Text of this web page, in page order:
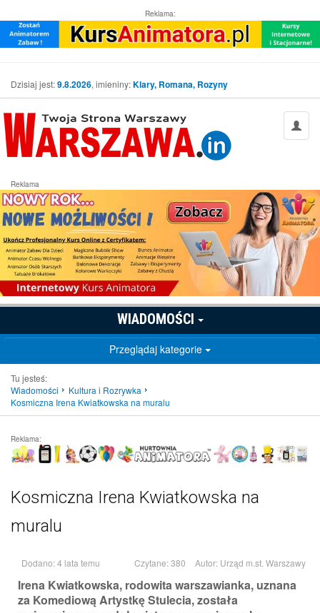
Reklama:
Dzisiaj jest:9.8.2026, imieniny:Klary, Romana, Rozyny
Reklama
WIADOMOŚCI
Przeglądaj kategorie
Tu jesteś:
Wiadomości
Kultura i Rozrywka
Kosmiczna Irena Kwiatkowska na muralu
Reklama:
Kosmiczna Irena Kwiatkowska na
muralu
Dodano: 4 lata temu Czytane: 380 Autor: Urząd m.st. Warszawy
Irena Kwiatkowska, rodowita warszawianka, uznana
za Komediową Artystkę Stulecia, została